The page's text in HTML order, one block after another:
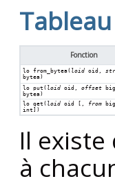
Fonction
lo_from_bytea( loid oid ,
bytea)
lo_put( loid oid , offset
bytea)
lo_get( loid oid [ , from
int ])
Il
à